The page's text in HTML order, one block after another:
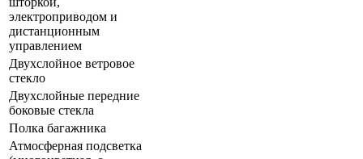
электроприводом и
дистанционным
управлением
Двухслойное ветровое
стекло
Двухслойные передние
боковые стекла
Полка багажника
Атмосферная подсветка